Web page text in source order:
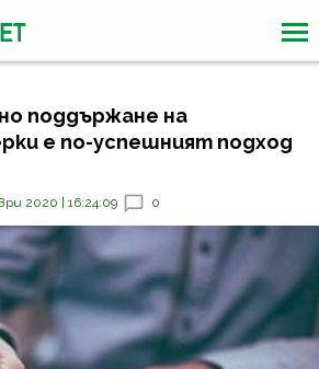
поддържане на
е по-успешният подход
2020 | 16:24:09 0